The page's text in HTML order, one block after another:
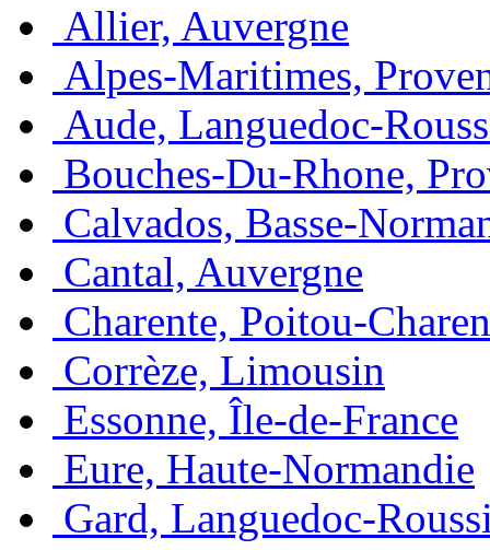
Allier, Auvergne
Alpes-Maritimes,
Aude, Languedoc-
Bouches-Du-Rhone,
Calvados, Basse-
Cantal, Auvergne
Charente, Poitou-
Corrèze, Limousin
Essonne, Île-de-France
Eure, Haute-Normandie
Gard, Languedoc-